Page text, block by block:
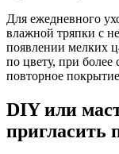
Для ежедневного
влажной тряпки с
появлении мелких
по цвету, при
повторное
DIY или
пригласить